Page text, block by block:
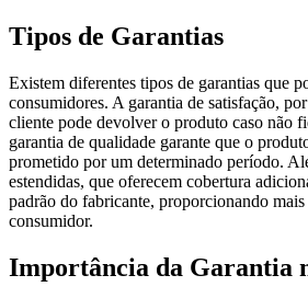
Tipos de Garantias
Existem diferentes tipos de garantias que
consumidores. A garantia de satisfação,
cliente pode devolver o produto caso não
garantia de qualidade garante que o
prometido por um determinado período.
estendidas, que oferecem cobertura
padrão do fabricante, proporcionando mais
consumidor.
Importância da Garantia